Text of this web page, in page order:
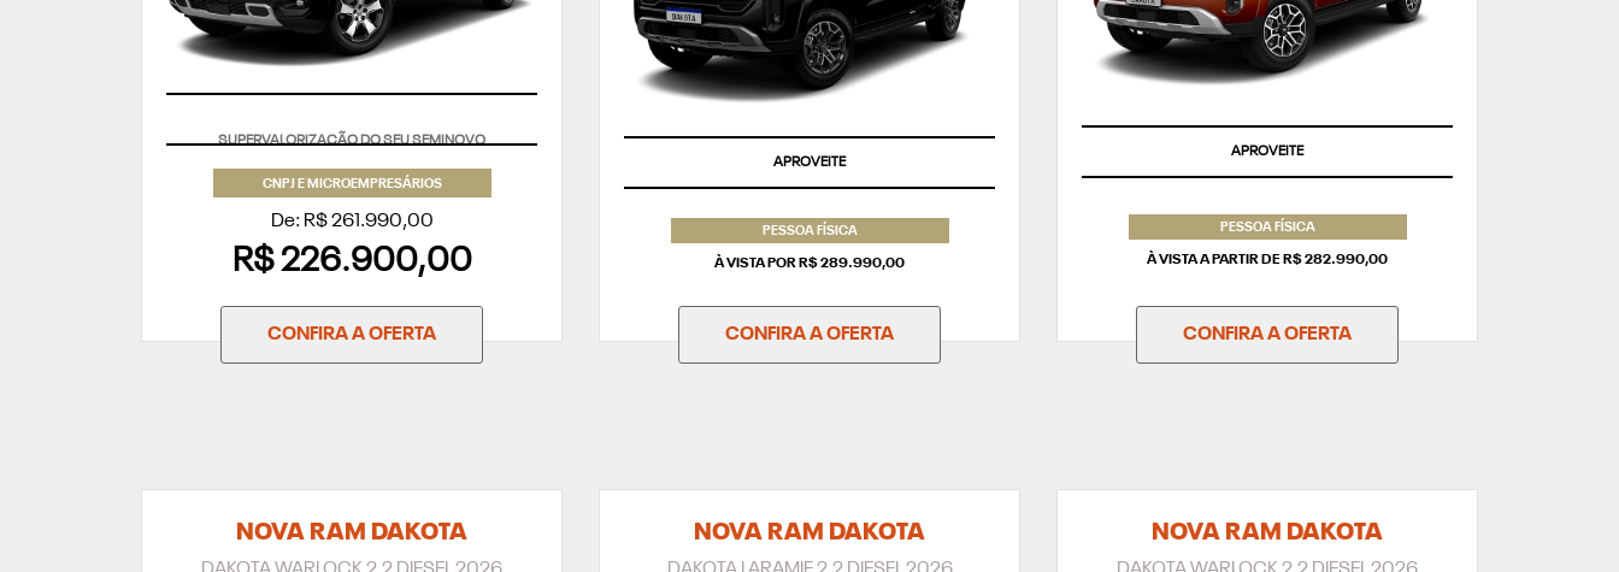
CNPJ E MICROEMPRESÁRIOS
De: R$ 261.990,00
R$ 226.900,00
CONFIRA A OFERTA
APROVEITE
PESSOA FÍSICA
À VISTA POR R$ 289.990,00
CONFIRA A OFERTA
APROVEITE
PESSOA FÍSICA
À VISTA A PARTIR DE R$ 282.990,00
CONFIRA A OFERTA
NOVA RAM DAKOTA NOVA RAM DAKOTA NOVA RAM DAKOTA